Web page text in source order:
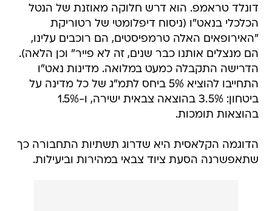
דונלד טראמפ. הוא דרש חלוקה מאוזנת של הנטל
הכלכלי בנאט"ו (ניסוח דיפלומטי של רטוריקת
"האירופאים האלה טרמפיסטים, הם רוכבים עלינו,
הם מנצלים אותנו כבר שנים, זה לא פייר" וכן הלאה).
הדרישה התקבלה כמעט במלואה. מדינות נאט"ו
התחייבו להוציא 5% ביחס לתמ"ג של כל מדינה על
ביטחון: 3.5% בהוצאה צבאית ישירה, ו-1.5%
בהוצאות תומכות.
הדוגמה הקלאסית היא שדרוג תשתיות התחבורה כך
שתאפשרנה הסעת ציוד צבאי במהירות וביעילות.